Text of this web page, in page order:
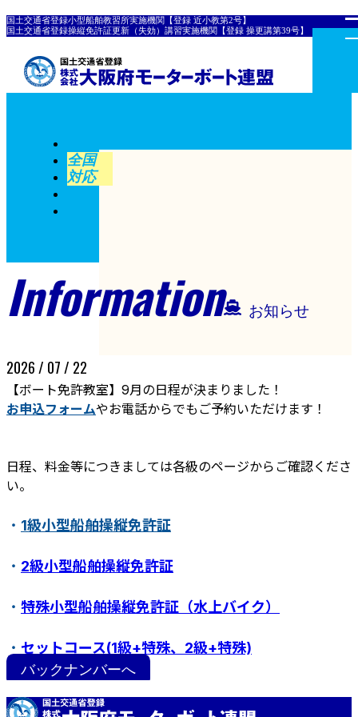
国土交通省登録小型船舶教習所実施機関【登録 近小教第2号】
国土交通省登録操縦免許証更新（失効）講習実施機関【登録 操更講第39号】
ボート免許教室
全国
対応
紛失･訂正手続き
小型船舶操縦免許証について
Information お知らせ
2026 / 07 / 22
【ボート免許教室】9月の日程が決まりました！
お申込フォームやお電話からでもご予約いただけます！
日程、料金等につきましては各級のページからご確認くださ
い。
・ 1級小型船舶操縦免許証
・ 2級小型船舶操縦免許証
・ 特殊小型船舶操縦免許証（水上バイク）
・ セットコース(1級+特殊、2級+特殊)
バックナンバーへ